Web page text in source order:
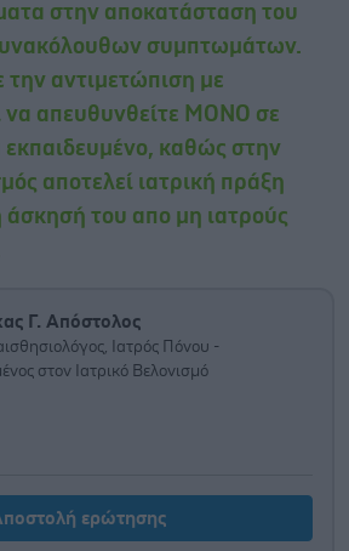
στην αποκατάσταση του
συμπτωμάτων.
την αντιμετώπιση με
να απευθυνθείτε ΜΟΝΟ σε
εκπαιδευμένο, καθώς στην
αποτελεί ιατρική πράξη
άσκησή του απο μη ιατρούς
Γ. Απόστολος
Ιατρός Πόνου -
στον Ιατρικό Βελονισμό
ερώτησης